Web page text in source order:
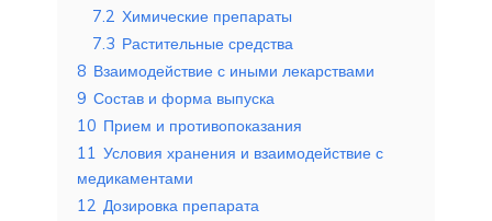
7.2 Химические препараты
7.3 Растительные средства
8 Взаимодействие с иными лекарствами
9 Состав и форма выпуска
10 Прием и противопоказания
11 Условия хранения и взаимодействие с
медикаментами
12 Дозировка препарата